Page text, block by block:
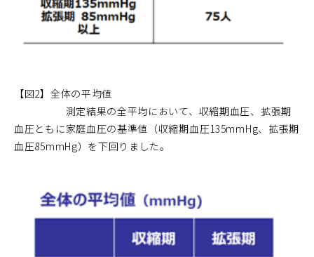
【図2】全体の平均値
測定結果の全平均において、収縮期血圧、拡張期
血圧ともに家庭血圧の基準値（収縮期血圧135mmHg、拡張期
血圧85mmHg）を下回りました。